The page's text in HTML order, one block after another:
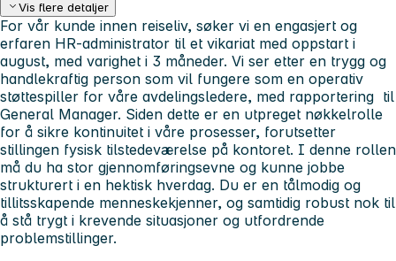
Vis flere detaljer
For vår kunde innen reiseliv, søker vi en engasjert og
erfaren HR-administrator til et vikariat med oppstart i
august, med varighet i 3 måneder. Vi ser etter en trygg og
handlekraftig person som vil fungere som en operativ
støttespiller for våre avdelingsledere, med rapportering til
General Manager. Siden dette er en utpreget nøkkelrolle
for å sikre kontinuitet i våre prosesser, forutsetter
stillingen fysisk tilstedeværelse på kontoret. I denne rollen
må du ha stor gjennomføringsevne og kunne jobbe
strukturert i en hektisk hverdag. Du er en tålmodig og
tillitsskapende menneskekjenner, og samtidig robust nok til
å stå trygt i krevende situasjoner og utfordrende
problemstillinger.